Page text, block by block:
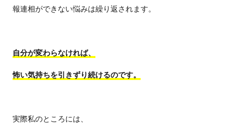
報連相ができない悩みは繰り返されます。
自分が変わらなければ、
怖い気持ちを引きずり続けるのです。
実際私のところには、